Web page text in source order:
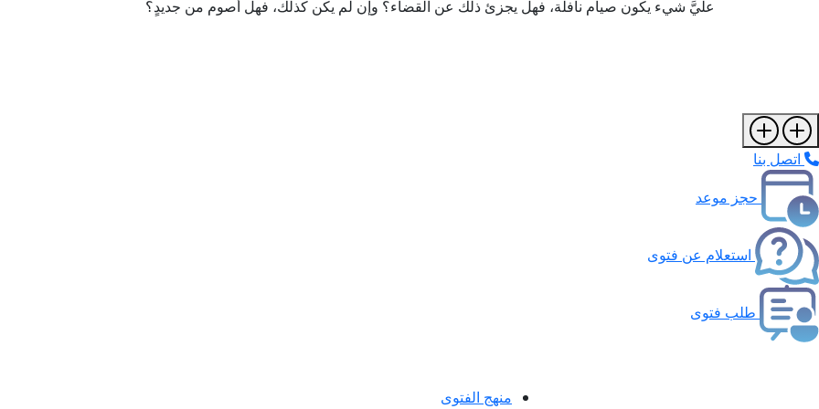
عليَّ شيء يكون صيام نافلة، فهل يجزئ ذلك عن القضاء؟ وإن لم يكن كذلك، فهل أصوم من جديدٍ؟
اتصل بنا
حجز موعد
استعلام عن فتوى
طلب فتوى
منهج الفتوى